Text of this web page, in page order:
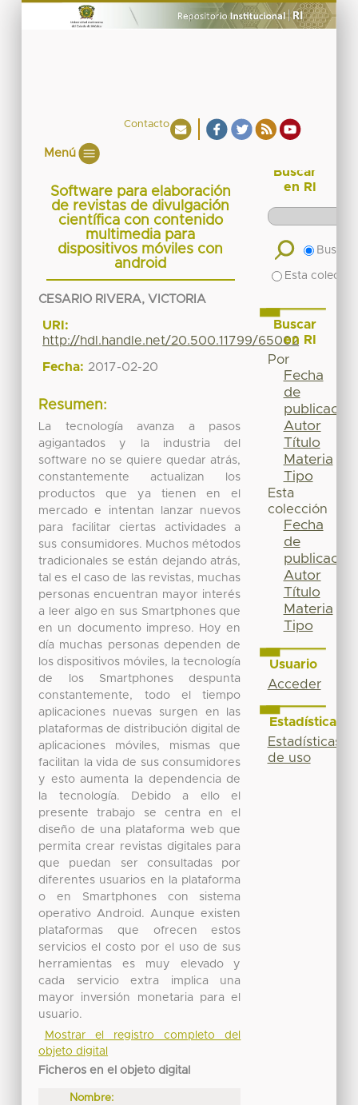
Contacto
Menú
Software para elaboración
de revistas de divulgación
científica con contenido
multimedia para
dispositivos móviles con
android
CESARIO RIVERA, VICTORIA
URI:
http://hdl.handle.net/20.500.11799/65002
Fecha: 2017-02-20
Resumen:
La tecnología avanza a pasos
agigantados y la industria del
software no se quiere quedar atrás,
constantemente actualizan los
productos que ya tienen en el
mercado e intentan lanzar nuevos
para facilitar ciertas actividades a
sus consumidores. Muchos métodos
tradicionales se están dejando atrás,
tal es el caso de las revistas, muchas
personas encuentran mayor interés
a leer algo en sus Smartphones que
en un documento impreso. Hoy en
día muchas personas dependen de
los dispositivos móviles, la tecnología
de los Smartphones despunta
constantemente, todo el tiempo
aplicaciones nuevas surgen en las
plataformas de distribución digital de
aplicaciones móviles, mismas que
facilitan la vida de sus consumidores
y esto aumenta la dependencia de
la tecnología. Debido a ello el
presente trabajo se centra en el
diseño de una plataforma web que
permita crear revistas digitales para
que puedan ser consultadas por
diferentes usuarios en la plataforma
o en Smartphones con sistema
operativo Android. Aunque existen
plataformas que ofrecen estos
servicios el costo por el uso de sus
herramientas es muy elevado y
cada servicio extra implica una
mayor inversión monetaria para el
usuario.
Mostrar el registro completo del
objeto digital
Ficheros en el objeto digital
Nombre:
Buscar
en RI
Buscar
Esta
Buscar
en RI
Por
Fecha
de
publicación
Autor
Título
Materia
Tipo
Esta
colección
Fecha
de
publicación
Autor
Título
Materia
Tipo
Usuario
Acceder
Estadísticas
Estadísticas
de uso